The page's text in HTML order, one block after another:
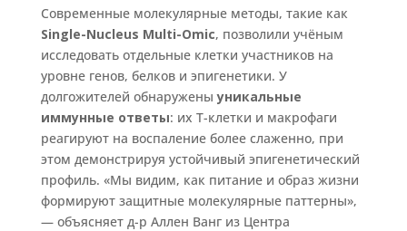
Современные молекулярные методы, такие как
Single-Nucleus Multi-Omic, позволили учёным
исследовать отдельные клетки участников на
уровне генов, белков и эпигенетики. У
долгожителей обнаруженыуникальные
иммунные ответы: их Т-клетки и макрофаги
реагируют на воспаление более слаженно, при
этом демонстрируя устойчивый эпигенетический
профиль. «Мы видим, как питание и образ жизни
формируют защитные молекулярные паттерны»,
— объясняет д-р Аллен Ванг из Центра